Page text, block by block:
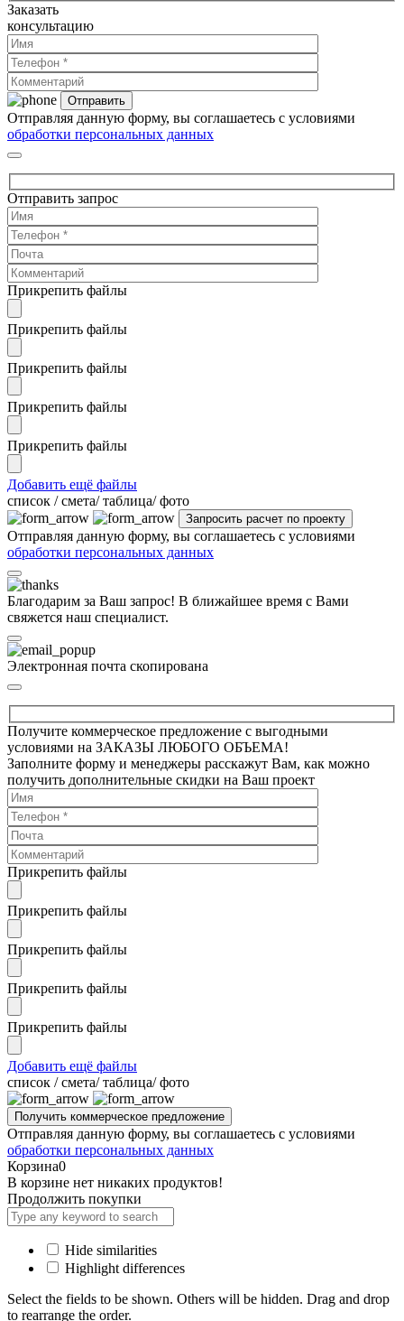
Заказать
консультацию
Отправляя данную форму, вы соглашаетесь с условиями
обработки персональных данных
Отправить запрос
Прикрепить файлы
Прикрепить файлы
Прикрепить файлы
Прикрепить файлы
Прикрепить файлы
Добавить ещё файлы
cписок / смета/ таблица/ фото
Отправляя данную форму, вы соглашаетесь с условиями
обработки персональных данных
Благодарим за Ваш запрос! В ближайшее время с Вами
свяжется наш специалист.
Электронная почта скопирована
Получите коммерческое предложение с выгодными
условиями на ЗАКАЗЫ ЛЮБОГО ОБЪЕМА!
Заполните форму и менеджеры расскажут Вам, как можно
получить дополнительные скидки на Ваш проект
Прикрепить файлы
Прикрепить файлы
Прикрепить файлы
Прикрепить файлы
Прикрепить файлы
Добавить ещё файлы
cписок / смета/ таблица/ фото
Отправляя данную форму, вы соглашаетесь с условиями
обработки персональных данных
Корзина0
В корзине нет никаких продуктов!
Продолжить покупки
Hide similarities
Highlight differences
Select the fields to be shown. Others will be hidden. Drag and drop
to rearrange the order.